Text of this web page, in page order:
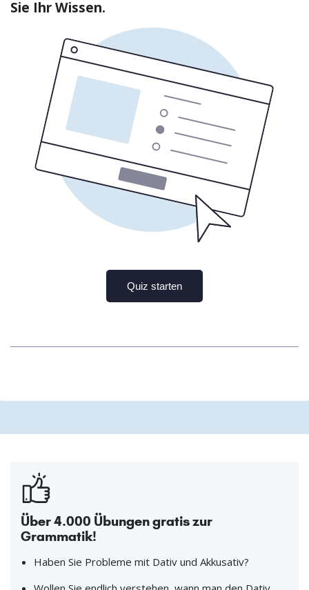
Über 4.000 Übungen gratis zur
Grammatik!
Haben Sie Probleme mit Dativ und Akkusativ?